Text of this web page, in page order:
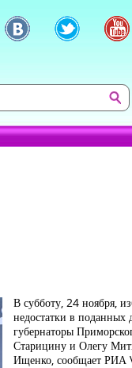
В субботу, 24 ноября,
недостатки в поданных
губернаторы
Старицину и Олегу
Ищенко, сообщает РИА